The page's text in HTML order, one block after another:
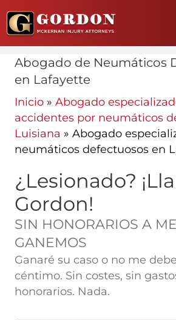
Abogado de Neumáticos
en Lafayette
Inicio » Abogado
accidentes por neumáticos
Luisiana » Abogado
neumáticos defectuosos en
¿Lesionado?
Gordon!
SIN HONORARIOS A
GANEMOS
Ganaré su caso o no me
céntimo. Sin costes, sin
honorarios. Nada.